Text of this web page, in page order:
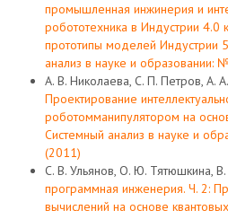
промышленная инжинерия и
робототехника в Индустрии 4.0
прототипы моделей Индустрии
анализ в науке и образовании:
А. В. Николаева, С. П. Петров, А.
Проектирование
роботомманипулятором на
Системный анализ в науке и
(2011)
С. В. Ульянов, О. Ю. Тятюшкина, В.
программная инженерия. Ч. 2:
вычислений на основе